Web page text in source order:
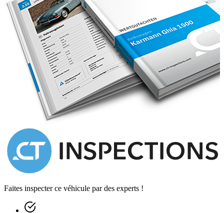
Faites inspecter ce véhicule par des experts !